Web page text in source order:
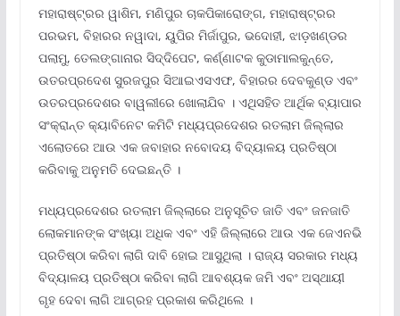
ମହାରାଷ୍ଟ୍ରର ୱାଶିମ, ମଣିପୁର ଚାକପିକାରୋଙ୍ଗ, ମହାରାଷ୍ଟ୍ରର
ପରଭମ, ବିହାରର ନୱାଦା, ୟୁପିର ମିର୍ଜାପୁର, ଭଦୋହୀ, ଝାଡ଼ଖଣ୍ଡର
ପଲାମୁ, ତେଲଙ୍ଗାନାର ସିଦ୍ଦିପେଟ, କର୍ଣ୍ଣାଟକ କୁଡାମାଲକୁନ୍ତେ,
ଉତରପ୍ରଦେଶ ସୁରଜପୁର ସିଆଇଏସଏଫ, ବିହାରର ଦେବକୁଣ୍ଡ ଏବଂ
ଉତରପ୍ରଦେଶର ବାୱଲୀରେ ଖୋଲାଯିବ । ଏଥିସହିତ ଆର୍ଥିକ ବ୍ୟାପାର
ସଂକ୍ରାନ୍ତ କ୍ୟାବିନେଟ କମିଟି ମଧ୍ୟପ୍ରଦେଶର ରତଲାମ ଜିଲ୍ଲାର
ଏଲୋତରେ ଆଉ ଏକ ଜବାହାର ନବୋଦୟ ବିଦ୍ୟାଳୟ ପ୍ରତିଷ୍ଠା
କରିବାକୁ ଅନୁମତି ଦେଇଛନ୍ତି ।
ମଧ୍ୟପ୍ରଦେଶର ରତଲାମ ଜିଲ୍ଲାରେ ଅନୁସୂଚିତ ଜାତି ଏବଂ ଜନଜାତି
ଲୋକମାନଙ୍କ ସଂଖ୍ୟା ଅଧିକ ଏବଂ ଏହି ଜିଲ୍ଲାରେ ଆଉ ଏକ ଜେଏନଭି
ପ୍ରତିଷ୍ଠା କରିବା ଲାଗି ଦାବି ହୋଇ ଆସୁଥିଲା । ରାଜ୍ୟ ସରକାର ମଧ୍ୟ
ବିଦ୍ୟାଳୟ ପ୍ରତିଷ୍ଠା କରିବା ଲାଗି ଆବଶ୍ୟକ ଜମି ଏବଂ ଅସ୍ଥାୟୀ
ଗୃହ ଦେବା ଲାଗି ଆଗ୍ରହ ପ୍ରକାଶ କରିଥିଲେ ।